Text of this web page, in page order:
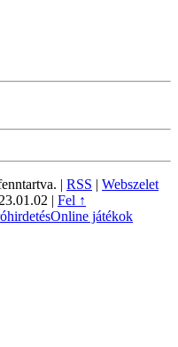
| RSS | Webszelet
| Fel ↑
Online játékok